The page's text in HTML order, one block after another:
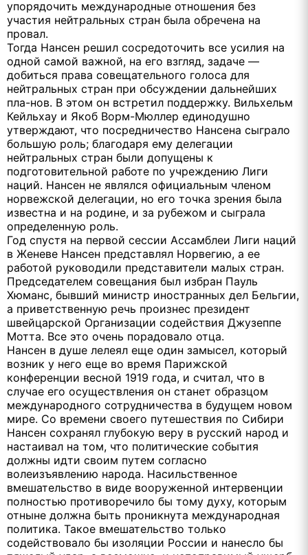
упорядочить международные отношения без
участия нейтральных стран была обречена на
провал.
Тогда Нансен решил сосредоточить все усилия на
одной самой важной, на его взгляд, задаче —
добиться права совещательного голоса для
нейтральных стран при обсуждении дальнейших
пла-нов. В этом он встретил поддержку. Вильхельм
Кейльхау и Якоб Ворм-Мюллер единодушно
утверждают, что посредничество Нансена сыграло
большую роль; благодаря ему делегации
нейтральных стран были допущены к
подготовительной работе по учреждению Лиги
наций. Нансен не являлся официальным членом
норвежской делегации, но его точка зрения была
известна и на родине, и за рубежом и сыграла
определенную роль.
Год спустя на первой сессии Ассамблеи Лиги наций
в Женеве Нансен представлял Норвегию, а ее
работой руководили представители малых стран.
Председателем совещания был избран Пауль
Хюманс, бывший министр иностранных дел Бельгии,
а приветственную речь произнес президент
швейцарской Организации содействия Джузеппе
Мотта. Все это очень порадовало отца.
Нансен в душе лелеял еще один замысел, который
возник у него еще во время Парижской
конференции весной 1919 года, и считал, что в
случае его осуществления он станет образцом
международного сотрудничества в будущем новом
мире. Со времени своего путешествия по Сибири
Нансен сохранял глубокую веру в русский народ и
настаивал на том, что политические события
должны идти своим путем согласно
волеизъявлению народа. Насильственное
вмешательство в виде вооруженной интервенции
полностью противоречило бы тому духу, которым
отныне должна быть проникнута международная
политика. Такое вмешательство только
содействовало бы изоляции России и нанесло бы